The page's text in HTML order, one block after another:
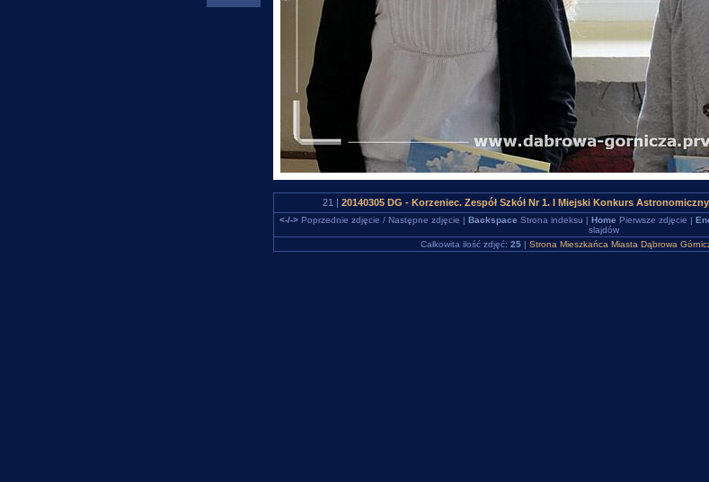
21 | 20140305 DG - Korzeniec. Zespół Szkół Nr 1. I Miejski Konkurs
<-/->Poprzednie zdjęcie / Następne zdjęcie | Backspace Strona indeksu | Home Pierwsze zdjęcie |
slajdów
Całkowita ilość zdjęć: 25 | Strona Mieszkańca Miasta Dąbrowa